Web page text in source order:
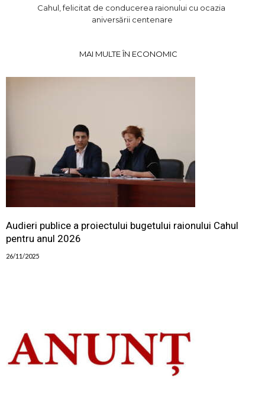
Cahul, felicitat de conducerea raionului cu ocazia
aniversării centenare
MAI MULTE ÎN ECONOMIC
Audieri publice a proiectului bugetului raionului Cahul
pentru anul 2026
26/11/2025